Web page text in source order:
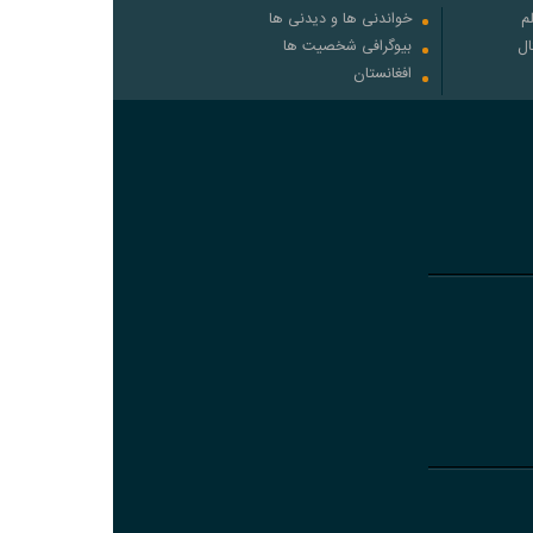
خواندنی ها و دیدنی ها
بیوگرافی شخصیت ها
افغانستان